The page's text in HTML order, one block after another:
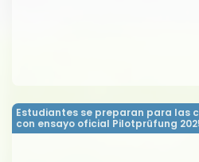
Estudiantes se preparan para las
con ensayo oficial Pilotprüfung